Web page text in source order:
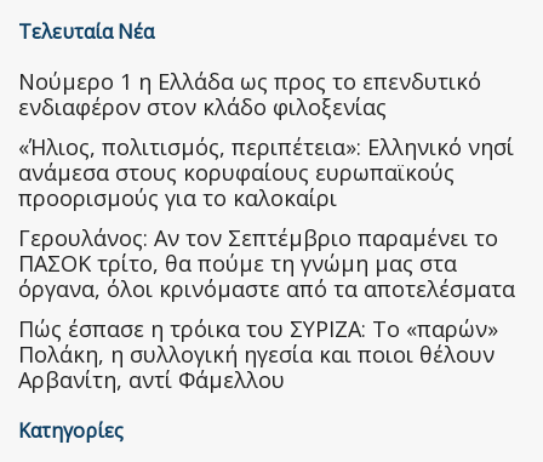
Τελευταία Νέα
Nούμερο 1 η Ελλάδα ως προς το επενδυτικό
ενδιαφέρον στον κλάδο φιλοξενίας
«Ήλιος, πολιτισμός, περιπέτεια»: Ελληνικό νησί
ανάμεσα στους κορυφαίους ευρωπαϊκούς
προορισμούς για το καλοκαίρι
Γερουλάνος: Αν τον Σεπτέμβριο παραμένει το
ΠΑΣΟΚ τρίτο, θα πούμε τη γνώμη μας στα
όργανα, όλοι κρινόμαστε από τα αποτελέσματα
Πώς έσπασε η τρόικα του ΣΥΡΙΖΑ: Το «παρών»
Πολάκη, η συλλογική ηγεσία και ποιοι θέλουν
Αρβανίτη, αντί Φάμελλου
Κατηγορίες